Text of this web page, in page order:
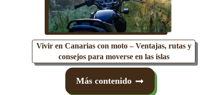
Vivir en Canarias con moto – Ventajas, rutas y
consejos para moverse en las islas
Más contenido